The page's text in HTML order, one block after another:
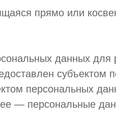
прямо или
данных
субъектом
персональных
— персональные